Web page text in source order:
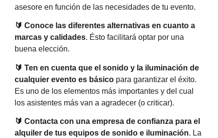
asesore en función de las necesidades de tu evento.
🔰 Conoce las diferentes alternativas en cuanto a
marcas y calidades. Ésto facilitará optar por una
buena elección.
🔰 Ten en cuenta que el sonido y la iluminación de
cualquier evento es básico para garantizar el éxito.
Es uno de los elementos más importantes y del cual
los asistentes más van a agradecer (o criticar).
🔰 Contacta con una empresa de confianza para el
alquiler de tus equipos de sonido e iluminación. La